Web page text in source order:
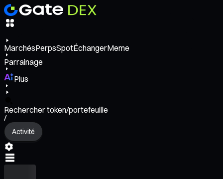
MarchésPerpsSpotÉchangerMeme
Parrainage
Plus
Rechercher token/portefeuille
/
Activité